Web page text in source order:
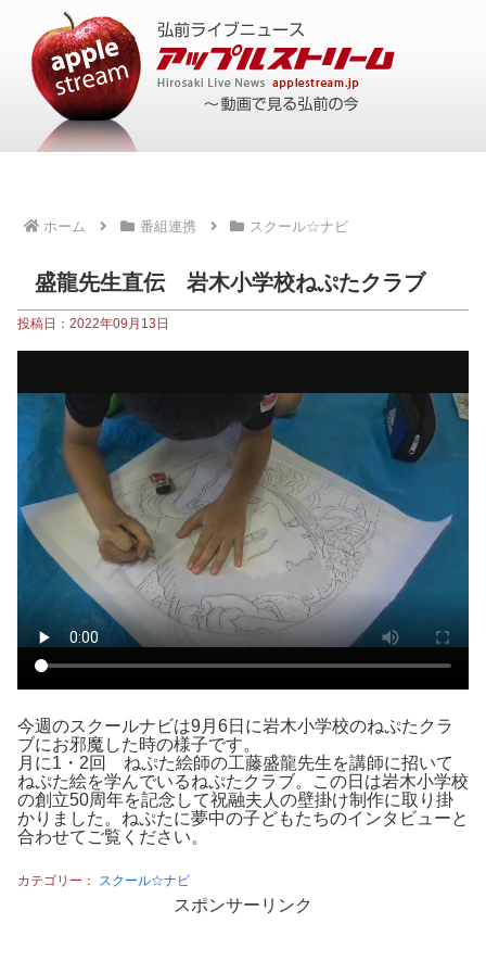
ホーム 番組連携 スクール☆ナビ
盛龍先生直伝 岩木小学校ねぷたクラブ
投稿日：2022年09月13日
今週のスクールナビは9月6日に岩木小学校のねぷたクラ
ブにお邪魔した時の様子です。
月に1・2回 ねぷた絵師の工藤盛龍先生を講師に招いて
ねぷた絵を学んでいるねぷたクラブ。この日は岩木小学校
の創立50周年を記念して祝融夫人の壁掛け制作に取り掛
かりました。ねぷたに夢中の子どもたちのインタビューと
合わせてご覧ください。
カテゴリー： スクール☆ナビ
スポンサーリンク